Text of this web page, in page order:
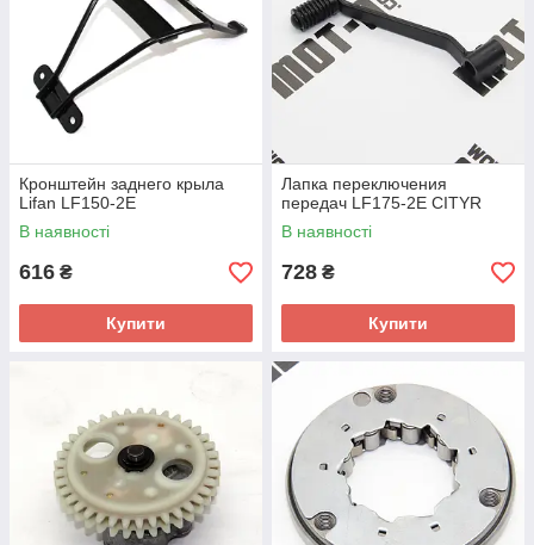
Кронштейн заднего крыла
Lifan LF150-2E
В наявності
616 ₴
Купити
Лапка переключения
передач LF175-2E CITYR
В наявності
728 ₴
Купити